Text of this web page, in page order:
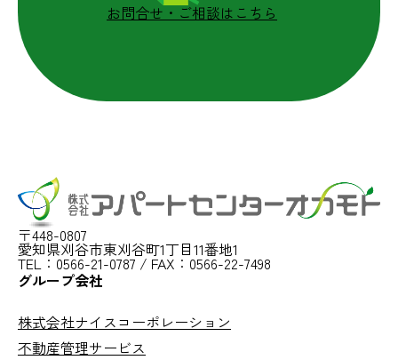
お問合せ・ご相談はこちら
〒448-0807
愛知県刈谷市東刈谷町1丁目11番地1
TEL：0566-21-0787 / FAX：0566-22-7498
グループ会社
株式会社ナイスコーポレーション
不動産管理サービス